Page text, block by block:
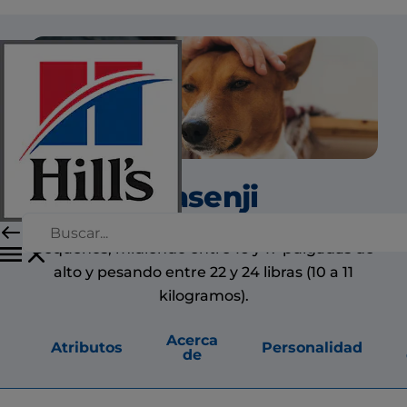
Basenji
pequeños, midiendo entre 16 y 17 pulgadas de
alto y pesando entre 22 y 24 libras (10 a 11
kilogramos).
Atributos
Acerca
de
Personalidad